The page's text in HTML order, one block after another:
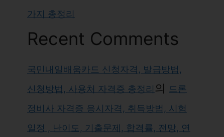
가지 총정리
Recent Comments
국민내일배움카드 신청자격, 발급방법,
신청방법, 사용처 자격증 총정리 의 드론
정비사 자격증 응시자격, 취득방법, 시험
일정 , 난이도, 기출문제, 합격률, 전망, 연